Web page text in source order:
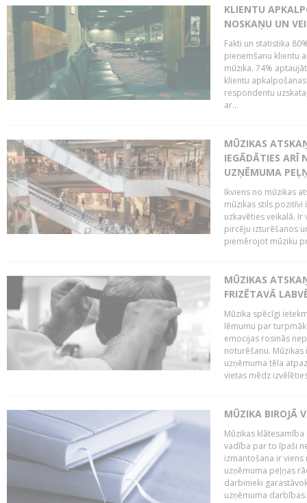
KLIENTU
NOSKAŅU UN
Fakti un statistika
pieņemšanu klientu
mūzika. 74%
klientu
respondentu
ar...
MŪZIKAS
IEGĀDĀTIES ARĪ
UZŅĒMUMA
Ikviens no mūzikas
mūzikas stils pozitīvi
uzkavēties veikalā.
pircēju izturēšanos
piemērojot mūziku
MŪZIKAS
FRIZĒTAVĀ
Mūzika spēcīgi
lēmumu par
emocijas rosinās
noturēšanu.
uzņēmuma tēla
vietas mēdz
MŪZIKA BIROJĀ
Mūzikas
vadība par to īpaši
izmantošana ir
uzņēmuma peļņas
darbinieki
uzņēmuma